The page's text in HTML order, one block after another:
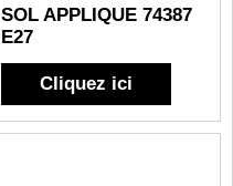
SOL APPLIQUE 74387
E27
Cliquez ici